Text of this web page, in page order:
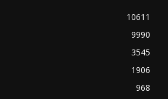
10611
9990
3545
1906
968